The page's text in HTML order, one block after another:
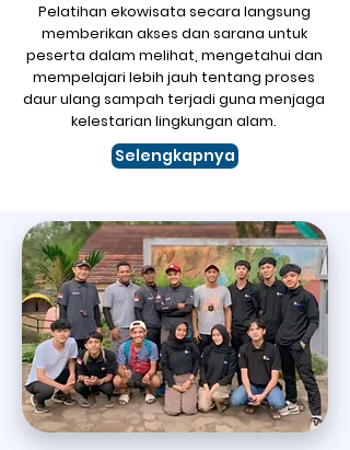
Pelatihan ekowisata secara langsung
memberikan akses dan sarana untuk
peserta dalam melihat, mengetahui dan
mempelajari lebih jauh tentang proses
daur ulang sampah terjadi guna menjaga
kelestarian lingkungan alam.
Selengkapnya